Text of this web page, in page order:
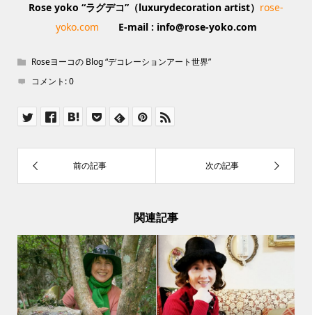
Rose yoko “ラグデコ”（luxurydecoration artist） rose-
yoko.com E-mail : info@rose-yoko.com
Roseヨーコの Blog “デコレーションアート世界”
コメント:0
関連記事